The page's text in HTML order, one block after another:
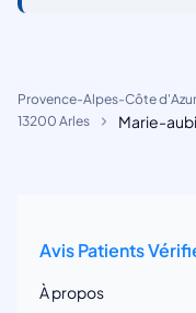
Provence-Alpes-Côte d'Azur
13200 Arles
Marie-
Avis Patients
À propos